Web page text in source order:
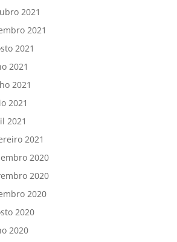
2021
2021
2021
2021
2021
2021
2021
2021
2020
2020
2020
2020
2020